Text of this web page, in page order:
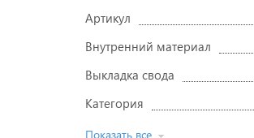
Артикул
Внутренний материал
Выкладка свода
Категория
Показать все